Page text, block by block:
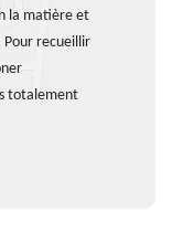
la matière et
Pour recueillir
totalement